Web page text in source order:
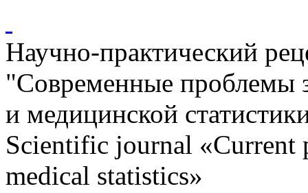
Научно-практический
"Современные проблемы
и медицинской
Scientific journal «Current
medical statistics»